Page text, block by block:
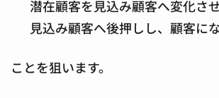
潜在顧客を見込み顧客へ変化さ
見込み顧客へ後押しし、顧客に
ことを狙います。